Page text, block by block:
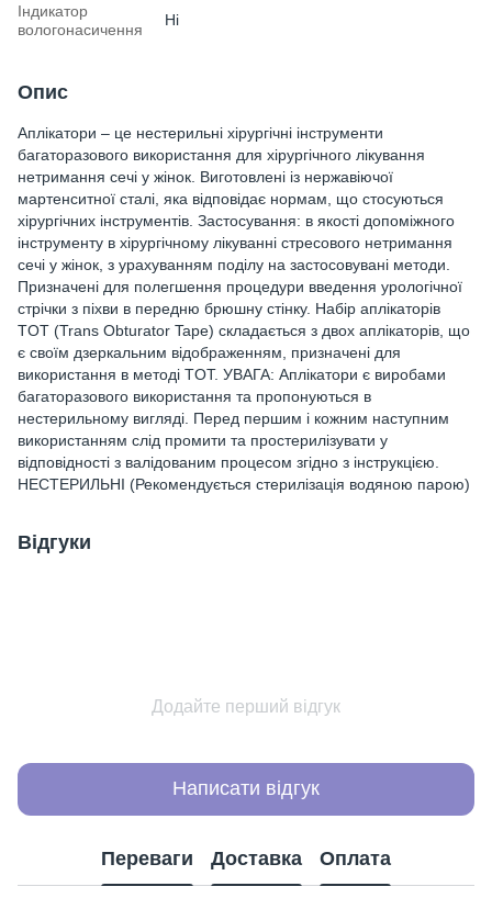
Індикатор
вологонасичення
Ні
Опис
Аплікатори – це нестерильні хірургічні інструменти
багаторазового використання для хірургічного лікування
нетримання сечі у жінок. Виготовлені із нержавіючої
мартенситної сталі, яка відповідає нормам, що стосуються
хірургічних інструментів. Застосування: в якості допоміжного
інструменту в хірургічному лікуванні стресового нетримання
сечі у жінок, з урахуванням поділу на застосовувані методи.
Призначені для полегшення процедури введення урологічної
стрічки з піхви в передню брюшну стінку. Набір аплікаторів
TOT (Trans Obturator Tape) складається з двох аплікаторів, що
є своїм дзеркальним відображенням, призначені для
використання в методі TOT. УВАГА: Аплікатори є виробами
багаторазового використання та пропонуються в
нестерильному вигляді. Перед першим і кожним наступним
використанням слід промити та простерилізувати у
відповідності з валідованим процесом згідно з інструкцією.
НЕСТЕРИЛЬНІ (Рекомендується стерилізація водяною парою)
Відгуки
Додайте перший відгук
Написати відгук
Переваги Доставка Оплата